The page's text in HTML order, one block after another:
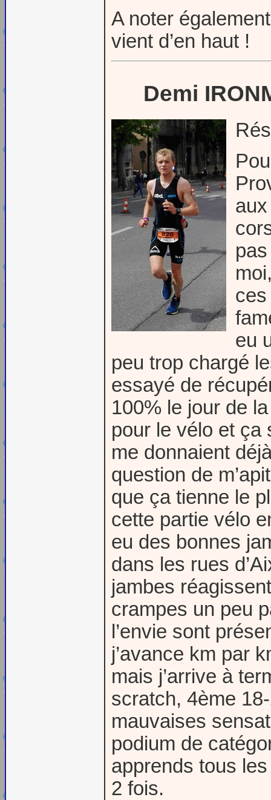
A noter
vient d’en haut !
Demi
eu
peu trop chargé
essayé de
100% le jour de
pour le vélo et ça
me donnaient
question de
que ça tienne le
cette partie vélo
eu des bonnes
dans les rues
jambes
crampes un peu
l’envie sont
j’avance km par
mais j’arrive à
scratch, 4ème
mauvaises
podium de
apprends tous
2 fois.